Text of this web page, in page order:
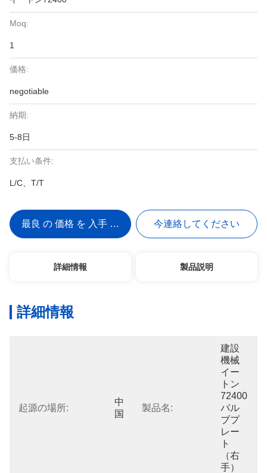
Moq:
1
価格:
negotiable
納期:
5-8日
支払い条件:
L/C、T/T
最良 の 価格 を 入手 する 今連絡してください
詳細情報 製品説明
詳細情報
起源の場所:
中
国
製品名:
建設
機械
イー
トン
72400
バル
ブプ
レー
ト
（右
手）